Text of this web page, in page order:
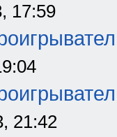
17:59
21:42